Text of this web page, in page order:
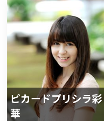
ピカードプリシラ彩
華